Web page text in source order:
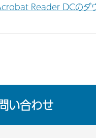
Reader DCのダ
い合わせ